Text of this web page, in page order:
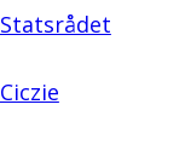
Statsrådet
Ciczie